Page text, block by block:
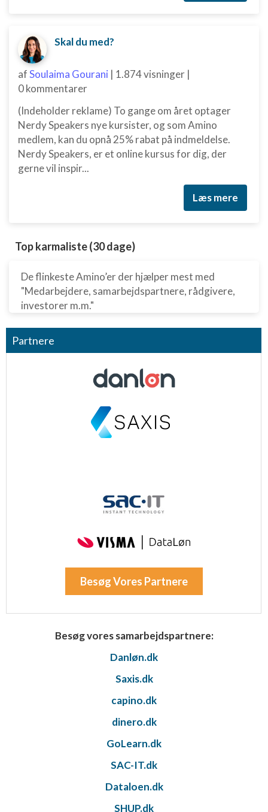
Skal du med?
afSoulaima Gourani | 1.874 visninger |
0 kommentarer
(Indeholder reklame) To gange om året optager
Nerdy Speakers nye kursister, og som Amino
medlem, kan du opnå 25% rabat på indmeldelse.
Nerdy Speakers, er et online kursus for dig, der
gerne vil inspir...
Læs mere
Top karmaliste (30 dage)
De flinkeste Amino’er der hjælper mest med
"Medarbejdere, samarbejdspartnere, rådgivere,
investorer m.m."
Partnere
Besøg Vores Partnere
Besøg vores samarbejdspartnere:
Danløn.dk
Saxis.dk
capino.dk
dinero.dk
GoLearn.dk
SAC-IT.dk
Dataloen.dk
SHUP.dk
Bruge profiler til at vælge tilpasset indhold
Måle annonceringseffektivitet
Måle indholdseffektivitet
Forstå målgrupper gennem statistikker eller
kombinationer af oplysninger fra forskellige
kilder
Udvikle og forbedre tjenester
Bruge begrænsede oplysninger til at vælge
placeringsoplysninger
anmodede oplysninger
Ikke-IAB-behandlingsformål:
Ydeevne
Annoncering / marketing